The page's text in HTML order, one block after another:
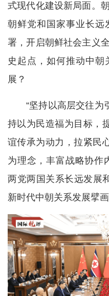
式现代化建设新局面。
朝鲜党和国家事业长远
署，开启朝鲜社会主义
史起点，如何推动中
展？
“坚持以高层交往为
持以为民造福为目标，
谊传承为动力，拉紧民
为理念，丰富战略协
两党两国关系长远发展
新时代中朝关系发展擘